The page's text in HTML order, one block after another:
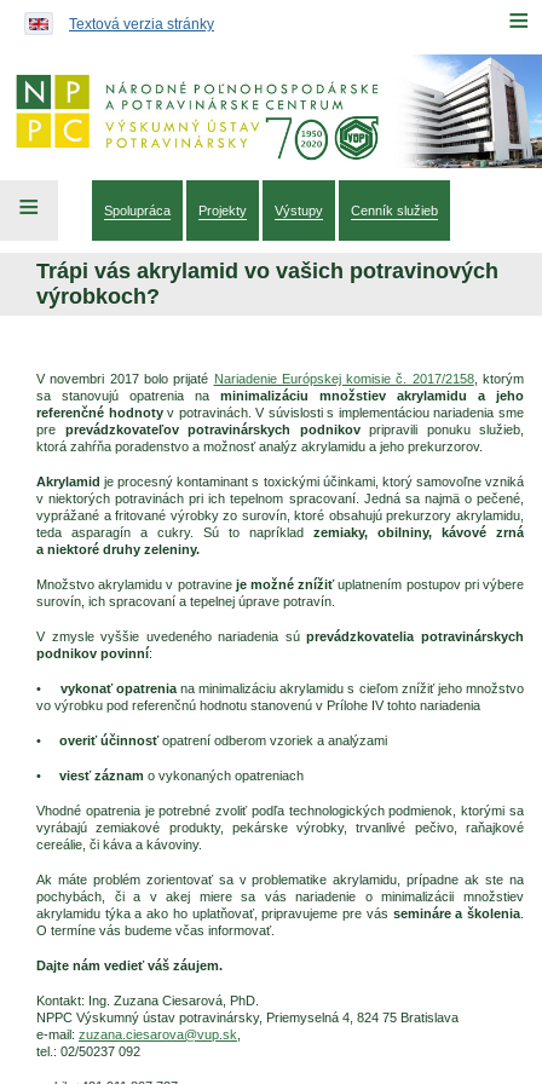
≡
Textová verzia stránky
≡ Spolupráca Projekty Výstupy Cenník služieb
Trápi vás akrylamid vo vašich potravinových
výrobkoch?
V novembri 2017 bolo prijaté Nariadenie Európskej komisie č. 2017/2158, ktorým
sa stanovujú opatrenia na minimalizáciu množstiev akrylamidu a jeho
referenčné hodnotyv potravinách. V súvislosti s implementáciou nariadenia sme
pre prevádzkovateľov potravinárskych podnikovpripravili ponuku služieb,
ktorá zahŕňa poradenstvo a možnosť analýz akrylamidu a jeho prekurzorov.
Akrylamidje procesný kontaminant s toxickými účinkami, ktorý samovoľne vzniká
v niektorých potravinách pri ich tepelnom spracovaní. Jedná sa najmä o pečené,
vyprážané a fritované výrobky zo surovín, ktoré obsahujú prekurzory akrylamidu,
teda asparagín a cukry. Sú to napríklad zemiaky, obilniny, kávové zrná
a niektoré druhy zeleniny.
Množstvo akrylamidu v potravine je možné znížiťuplatnením postupov pri výbere
surovín, ich spracovaní a tepelnej úprave potravín.
V zmysle vyššie uvedeného nariadenia súprevádzkovatelia potravinárskych
podnikov povinní:
• vykonať opatreniana minimalizáciu akrylamidu s cieľom znížiť jeho množstvo
vo výrobku pod referenčnú hodnotu stanovenú v Prílohe IV tohto nariadenia
• overiť účinnosťopatrení odberom vzoriek a analýzami
• viesť záznam o vykonaných opatreniach
Vhodné opatrenia je potrebné zvoliť podľa technologických podmienok, ktorými sa
vyrábajú zemiakové produkty, pekárske výrobky, trvanlivé pečivo, raňajkové
cereálie, či káva a kávoviny.
Ak máte problém zorientovať sa v problematike akrylamidu, prípadne ak ste na
pochybách, či a v akej miere sa vás nariadenie o minimalizácii množstiev
akrylamidu týka a ako ho uplatňovať, pripravujeme pre vás semináre a školenia
O termíne vás budeme včas informovať.
Dajte nám vedieť váš záujem.
Kontakt: Ing. Zuzana Ciesarová, PhD.
NPPC Výskumný ústav potravinársky, Priemyselná 4, 824 75 Bratislava
e-mail: zuzana.ciesarova@vup.sk
tel.: 02/50237 092